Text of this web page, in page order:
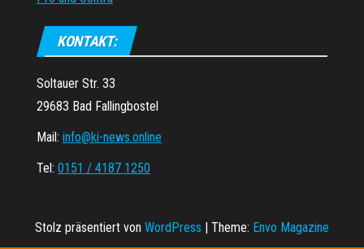
KONTAKT:
Soltauer Str. 33
29683 Bad Fallingbostel
Mail: info@ki-news.online
Tel: 0151 / 4187 1250
Stolz präsentiert von WordPress | Theme: Envo Magazine